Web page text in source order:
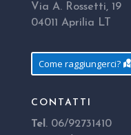
Via A. Rossetti, 19
04011 Aprilia LT
Come raggiungerci?
CONTATTI
Tel . 06/92731410